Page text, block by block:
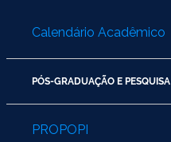
Calendário Acadêmico
PÓS-GRADUAÇÃO E PESQUISA
PROPOPI